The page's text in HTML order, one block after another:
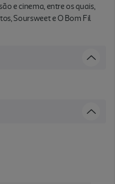
e cinema, entre os quais,
Soursweet e O Bom Fil